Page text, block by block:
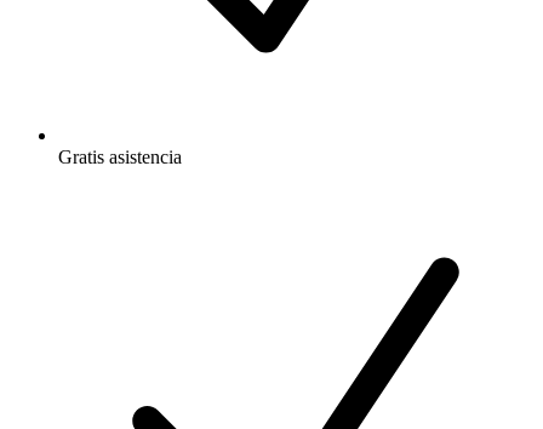
Gratis asistencia